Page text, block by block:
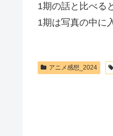
1期の話と比べる
1期は写真の中に
アニメ感想_2024